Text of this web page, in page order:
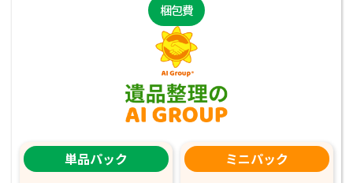
梱包費
単品パック ミニパック